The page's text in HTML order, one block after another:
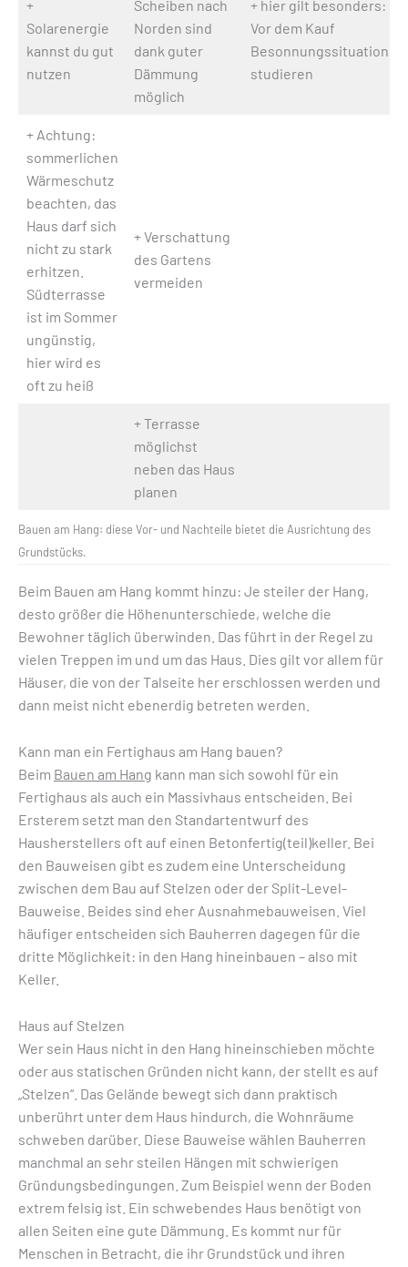
+
Solarenergie
kannst du gut
nutzen
Scheiben nach
Norden sind
dank guter
Dämmung
möglich
+ hier gilt besonders:
Vor dem Kauf
Besonnungssituation
studieren
+ Achtung:
sommerlichen
Wärmeschutz
beachten, das
Haus darf sich
nicht zu stark
erhitzen.
Südterrasse
ist im Sommer
ungünstig,
hier wird es
oft zu heiß
+ Verschattung
des Gartens
vermeiden
+ Terrasse
möglichst
neben das Haus
planen
Bauen am Hang: diese Vor- und Nachteile bietet die Ausrichtung des
Grundstücks.
Beim Bauen am Hang kommt hinzu: Je steiler der Hang,
desto größer die Höhenunterschiede, welche die
Bewohner täglich überwinden. Das führt in der Regel zu
vielen Treppen im und um das Haus. Dies gilt vor allem für
Häuser, die von der Talseite her erschlossen werden und
dann meist nicht ebenerdig betreten werden.
Kann man ein Fertighaus am Hang bauen?
Beim Bauen am Hang kann man sich sowohl für ein
Fertighaus als auch ein Massivhaus entscheiden. Bei
Ersterem setzt man den Standartentwurf des
Hausherstellers oft auf einen Betonfertig(teil)keller. Bei
den Bauweisen gibt es zudem eine Unterscheidung
zwischen dem Bau auf Stelzen oder der Split-Level-
Bauweise. Beides sind eher Ausnahmebauweisen. Viel
häufiger entscheiden sich Bauherren dagegen für die
dritte Möglichkeit: in den Hang hineinbauen – also mit
Keller.
Haus auf Stelzen
Wer sein Haus nicht in den Hang hineinschieben möchte
oder aus statischen Gründen nicht kann, der stellt es auf
„Stelzen“. Das Gelände bewegt sich dann praktisch
unberührt unter dem Haus hindurch, die Wohnräume
schweben darüber. Diese Bauweise wählen Bauherren
manchmal an sehr steilen Hängen mit schwierigen
Gründungsbedingungen. Zum Beispiel wenn der Boden
extrem felsig ist. Ein schwebendes Haus benötigt von
allen Seiten eine gute Dämmung. Es kommt nur für
Menschen in Betracht, die ihr Grundstück und ihren